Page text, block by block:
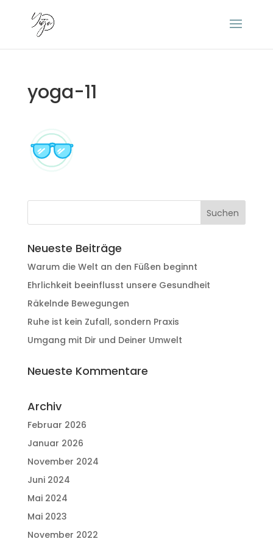
yoga-11
Neueste Beiträge
Warum die Welt an den Füßen beginnt
Ehrlichkeit beeinflusst unsere Gesundheit
Räkelnde Bewegungen
Ruhe ist kein Zufall, sondern Praxis
Umgang mit Dir und Deiner Umwelt
Neueste Kommentare
Archiv
Februar 2026
Januar 2026
November 2024
Juni 2024
Mai 2024
Mai 2023
November 2022